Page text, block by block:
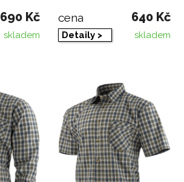
690 Kč
skladem
cena 640 Kč
Detaily > skladem